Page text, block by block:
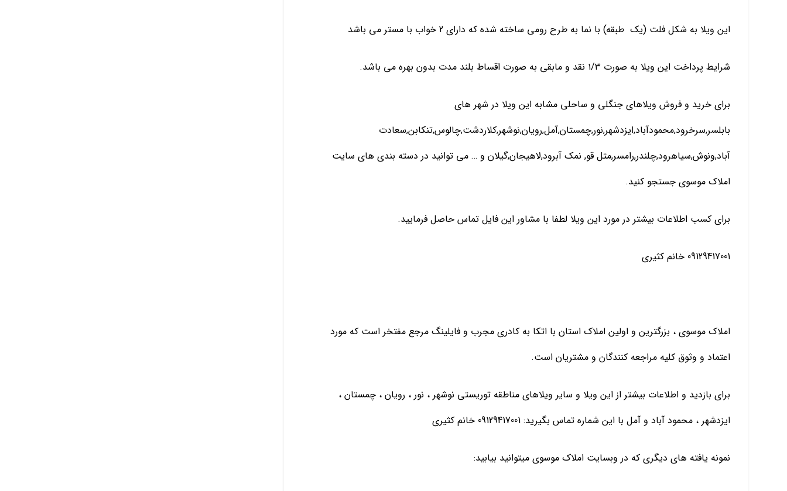
این ویلا به شکل فلت (یک طبقه) با نما به طرح رومی ساخته شده که دارای 2 خواب با مستر می باشد
شرایط پرداخت این ویلا به صورت ۱/۳ نقد و مابقی به صورت اقساط بلند مدت بدون بهره می باشد.
برای خرید و فروش ویلاهای جنگلی و ساحلی مشابه این ویلا در شهر های
بابلسر,سرخرود,محمودآباد,ایزدشهر,نور,چمستان,آمل,رویان,نوشهر,کلاردشت,چالوس,تنکابن,سعادت
آباد,ونوش,سیاهرود,چلندر,رامسر,متل قو, نمک آبرود,لاهیجان,گیلان و … می توانید در دسته بندی های سایت
املاک موسوی جستجو کنید.
برای کسب اطلاعات بیشتر در مورد این ویلا لطفا با مشاور این فایل تماس حاصل فرمایید.
09129417001 خانم کثیری
املاک موسوی ، بزرگترین و اولین املاک استان با اتکا به کادری مجرب و فایلینگ مرجع مفتخر است که مورد
اعتماد و وثوق کلیه مراجعه کنندگان و مشتریان است.
برای بازدید و اطلاعات بیشتر از این ویلا و سایر ویلاهای مناطقه توریستی نوشهر ، نور ، رویان ، چمستان ،
ایزدشهر ، محمود آباد و آمل با این شماره تماس بگیرید: 09129417001 خانم کثیری
نمونه یافته های دیگری که در وبسایت املاک موسوی میتوانید بیابید: